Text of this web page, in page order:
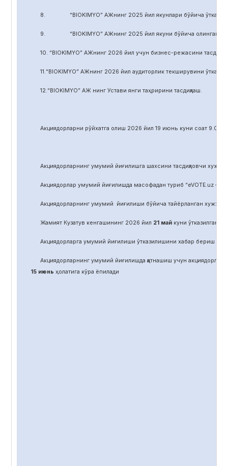
8. “BIOKIMYO” АЖнинг 2025 йил якунлари бўйича
9. “BIOKIMYO” АЖнинг 2025 йил якуни бўйича олинган соф
10. “BIOKIMYO” АЖнинг 2026 йил учун бизнес-режасини
11.“BIOKIMYO” АЖнинг 2026 йил аудиторлик текширувини
12.“BIOKIMYO” АЖ нинг Устави янги таҳририни тасдиқлаш.
Акциядорларни рўйхатга олиш 2026 йил 19 июнь куни соат 9.00
Акциядорларнинг умумий йиғилишга шахсини тасдиқловчи
Акциядорлар умумий йиғилишда масофадан туриб “eVOTE.uz –
Акциядорларнинг умумий йиғилиши бўйича тайёрланган
Жамият Кузатув кенгашининг 2026 йил 21 майкуни ўтказилган
Акциядорларга умумий йиғилиши ўтказилишини хабар бериш
Акциядорларнинг умумий йиғилишда қатнашиш учун акциядорлар
15 июнь ҳолатига кўра ёпилади